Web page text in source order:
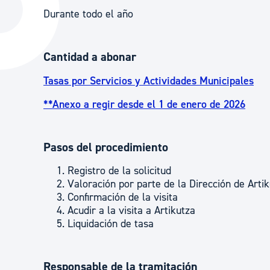
La ciudad
Descubre la ciudad
La ciudad futura
Agenda
Durante todo el año
Cantidad a abonar
Tasas por Servicios y Actividades Municipales
**Anexo a regir desde el 1 de enero de 2026
Pasos del procedimiento
Registro de la solicitud
Valoración por parte de la Dirección de
Confirmación de la visita
Acudir a la visita a Artikutza
Liquidación de tasa
Responsable de la tramitación